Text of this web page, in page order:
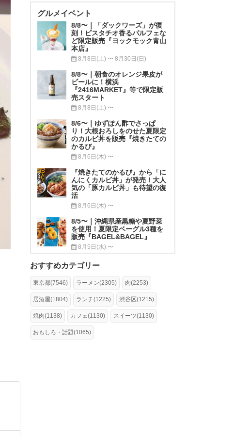
グルメイベント
8/8〜｜「ダックワーズ」が復
刻！ピスタチオ香るパルフェな
ど限定販売『ヨックモック青山
本店』
8月8日(土) 〜 8月30日(日)
8/8〜｜朝食のオレンジ果皮が
ビールに！横浜
『2416MARKET』等で限定販
売スタート
8月8日(土) 〜
8/6〜｜ゆずぽん酢でさっぱ
り！大根おろしをのせた夏限定
のカルビ丼を販売『焼きたての
かるび』
8月6日(木) 〜
『焼きたてのかるび』から「に
んにくカルビ丼」が発売！大人
気の「豚カルビ丼」も待望の復
活
8月6日(木) 〜
8/5〜｜沖縄県産黒糖や夏野菜
を使用！夏限定ベーグル3種を
販売『BAGEL&BAGEL』
8月5日(水) 〜
おすすめカテゴリー
東京都(7546) ラーメン(2305) 肉(2253)
居酒屋(1804) ランチ(1225) 渋谷区(1215)
焼肉(1138) カフェ(1130) スイーツ(1130)
おもしろ・話題(1065)